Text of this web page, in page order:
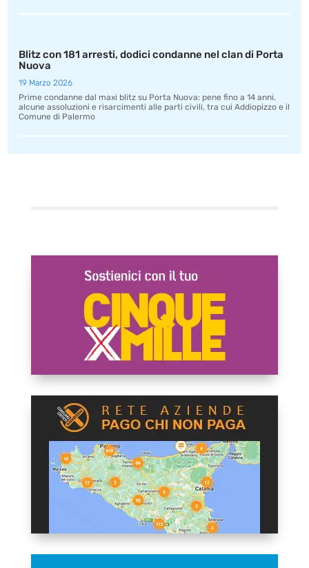
Blitz con 181 arresti, dodici condanne nel clan di Porta
Nuova
19 Marzo 2026
Prime condanne dal maxi blitz su Porta Nuova: pene fino a 14 anni,
alcune assoluzioni e risarcimenti alle parti civili, tra cui Addiopizzo e il
Comune di Palermo